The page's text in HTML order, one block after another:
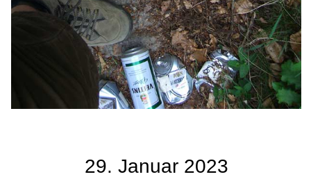
29. Januar 2023